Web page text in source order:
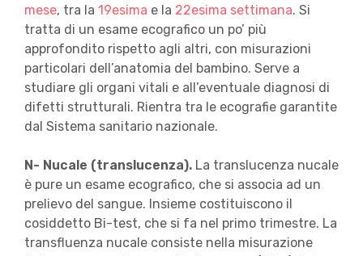
mese, tra la 19esima e la 22esima settimana. Si
tratta di un esame ecografico un po’ più
approfondito rispetto agli altri, con misurazioni
particolari dell’anatomia del bambino. Serve a
studiare gli organi vitali e all’eventuale diagnosi di
difetti strutturali. Rientra tra le ecografie garantite
dal Sistema sanitario nazionale.
N- Nucale (translucenza).La translucenza nucale
è pure un esame ecografico, che si associa ad un
prelievo del sangue. Insieme costituiscono il
cosiddetto Bi-test, che si fa nel primo trimestre. La
transfluenza nucale consiste nella misurazione